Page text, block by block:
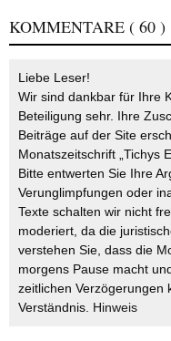
KOMMENTARE ( 60 )
Liebe Leser!
Wir sind dankbar für Ihre
Beteiligung sehr. Ihre
Beiträge auf der Site
Monatszeitschrift „Tichys
Bitte entwerten Sie Ihre
Verunglimpfungen oder
Texte schalten wir nicht
moderiert, da die
verstehen Sie, dass die
morgens Pause macht
zeitlichen Verzögerungen
Verständnis. Hinweis